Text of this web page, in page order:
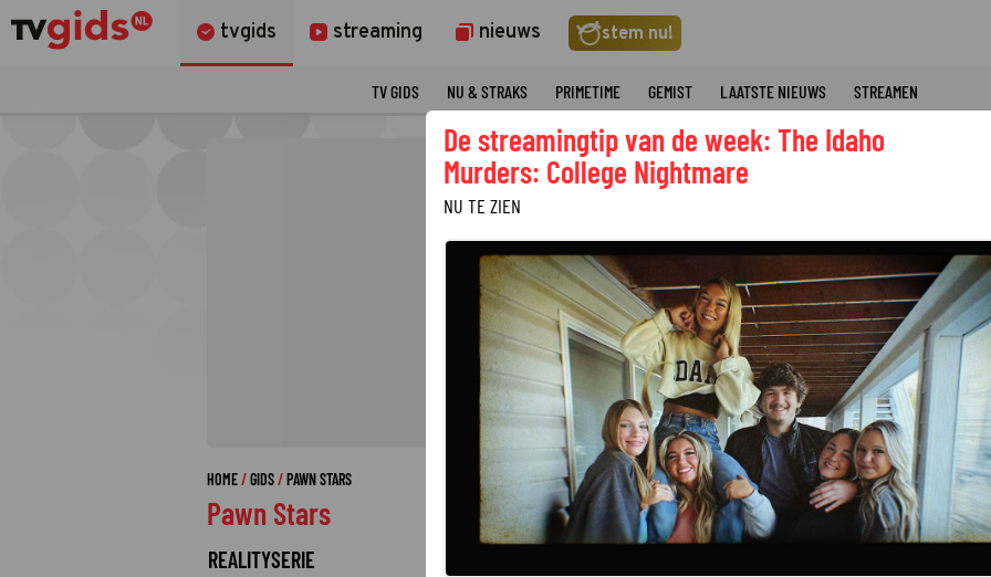
tvgids streaming nieuws stem nu!
TV GIDS NU & STRAKS PRIMETIME GEMIST LAATSTE NIEUWS STREAMEN
HOME GIDS PAWN STARS
Pawn Stars
REALITYSERIE
FILMS
De streamingtip van de week: The Idaho
Murders: College Nightmare
NU TE ZIEN